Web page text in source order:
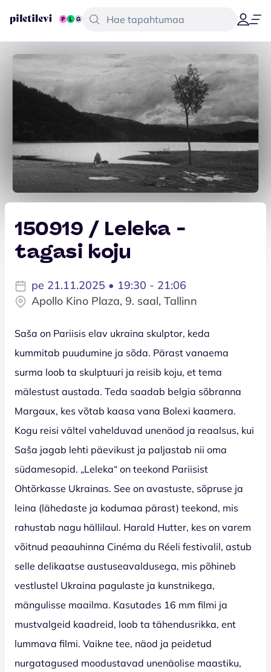
150919 / Leleka -
tagasi koju
pe 21.11.2025 • 19:30 - 21:06
Apollo Kino Plaza, 9. saal, Tallinn
Saša on Pariisis elav ukraina skulptor, keda
kummitab puudumine ja sõda. Pärast vanaema
surma loob ta skulptuuri ja reisib koju, et tema
mälestust austada. Teda saadab belgia sõbranna
Margaux, kes võtab kaasa vana Bolexi kaamera.
Kogu reisi vältel vahelduvad unenäod ja reaalsus, kui
Saša jagab lehti päevikust ja paljastab nii oma
südamesopid. „Leleka“ on teekond Pariisist
Ohtõrkasse Ukrainas. See on avastuste, sõpruse ja
leina (lähedaste ja kodumaa pärast) teekond, mis
rahustab nagu hällilaul. Harald Hutter, kes on varem
võitnud peaauhinna Cinéma du Réeli festivalil, astub
selle delikaatse austuseavaldusega, mis põhineb
vestlustel Ukraina pagulaste ja kunstnikega,
mängulisse maailma. Kasutades 16 mm filmi ja
mustvalgeid kaadreid, loob ta tähendusrikka, ent
lummava filmi. Vaikne tee, näod ja peidetud
nurgatagused moodustavad unenäolise maastiku,